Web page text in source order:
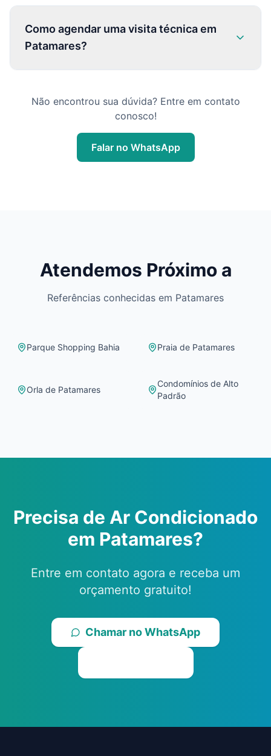
Como agendar uma visita técnica em
Patamares?
Não encontrou sua dúvida? Entre em contato
conosco!
Falar no WhatsApp
Atendemos Próximo a
Referências conhecidas em Patamares
Parque Shopping Bahia Praia de Patamares
Orla de Patamares
Condomínios de Alto
Padrão
Precisa de Ar Condicionado
em Patamares?
Entre em contato agora e receba um
orçamento gratuito!
Chamar no WhatsApp